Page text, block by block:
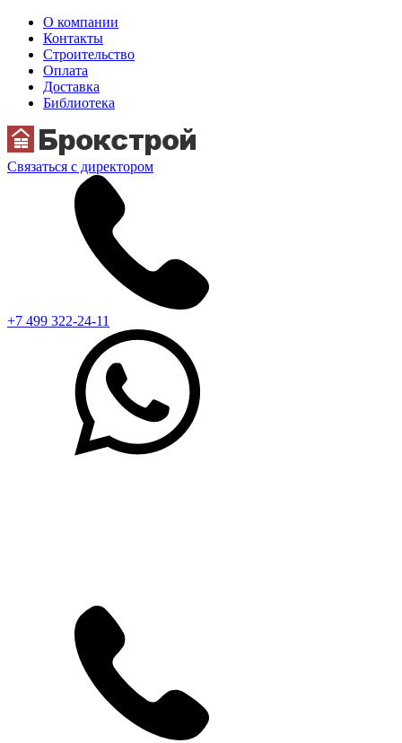
О компании
Контакты
Строительство
Оплата
Доставка
Библиотека
Связаться с директором
+7 499 322-24-11